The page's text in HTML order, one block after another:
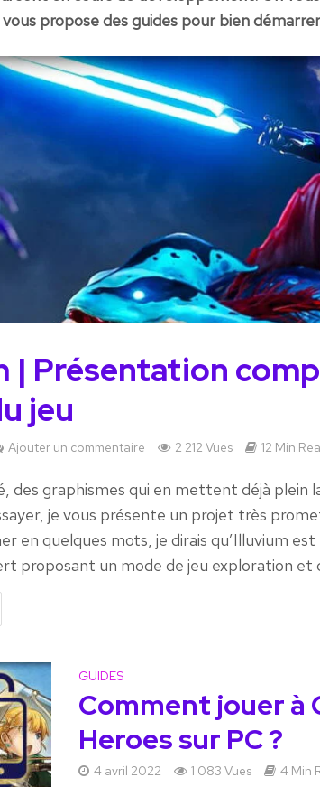
propose des guides pour bien
| Présentation
jeu
Ajouter un commentaire 2 212 Vues 12 Min
des graphismes qui en mettent déjà plein
je vous présente un projet très
en quelques mots, je dirais qu’Illuvium
proposant un mode de jeu exploration et
GUIDES
Comment jouer à
Heroes sur PC ?
4 avril 2022 1 083 Vues 4 Min